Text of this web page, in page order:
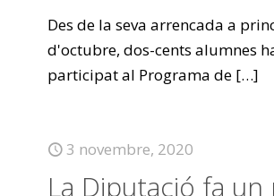
Des de la seva arrencada a
d'octubre, dos-cents alumnes
participat al Programa de […]
3 novembre, 2020
La Diputació fa un